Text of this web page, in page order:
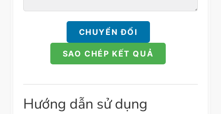
CHUYỂN ĐỔI
SAO CHÉP KẾT QUẢ
Hướng dẫn sử dụng